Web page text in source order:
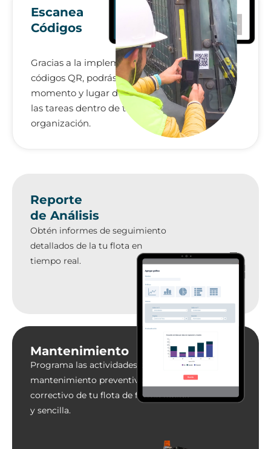
Escanea
Códigos
Gracias a la implementación de
códigos QR, podrás controlar el
momento y lugar de ejecución de
las tareas dentro de tu
organización.
Reporte
de Análisis
Obtén informes de seguimiento
detallados de la tu flota en
tiempo real.
Mantenimiento
Programa las actividades de
mantenimiento preventivo y
correctivo de tu flota de forma rápida
y sencilla.